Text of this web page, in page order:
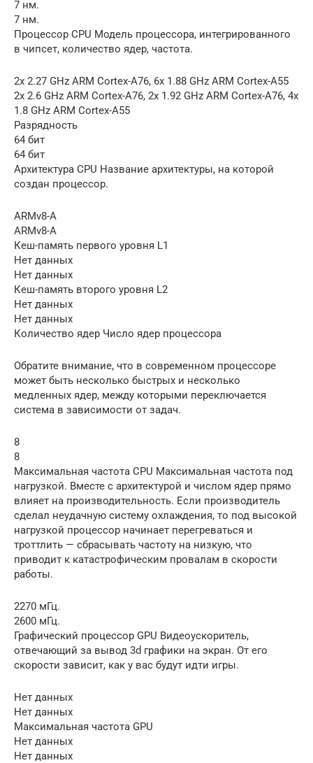
7 нм.
7 нм.
Процессор CPU Модель процессора, интегрированного
в чипсет, количество ядер, частота.
2x 2.27 GHz ARM Cortex-A76, 6x 1.88 GHz ARM Cortex-A55
2x 2.6 GHz ARM Cortex-A76, 2x 1.92 GHz ARM Cortex-A76, 4x
1.8 GHz ARM Cortex-A55
Разрядность
64 бит
64 бит
Архитектура CPU Название архитектуры, на которой
создан процессор.
ARMv8-A
ARMv8-A
Кеш-память первого уровня L1
Нет данных
Нет данных
Кеш-память второго уровня L2
Нет данных
Нет данных
Количество ядер Число ядер процессора
Обратите внимание, что в современном процессоре
может быть несколько быстрых и несколько
медленных ядер, между которыми переключается
система в зависимости от задач.
8
8
Максимальная частота CPU Максимальная частота под
нагрузкой. Вместе с архитектурой и числом ядер прямо
влияет на производительность. Если производитель
сделал неудачную систему охлаждения, то под высокой
нагрузкой процессор начинает перегреваться и
троттлить — сбрасывать частоту на низкую, что
приводит к катастрофическим провалам в скорости
работы.
2270 мГц.
2600 мГц.
Графический процессор GPU Видеоускоритель,
отвечающий за вывод 3d графики на экран. От его
скорости зависит, как у вас будут идти игры.
Нет данных
Нет данных
Максимальная частота GPU
Нет данных
Нет данных